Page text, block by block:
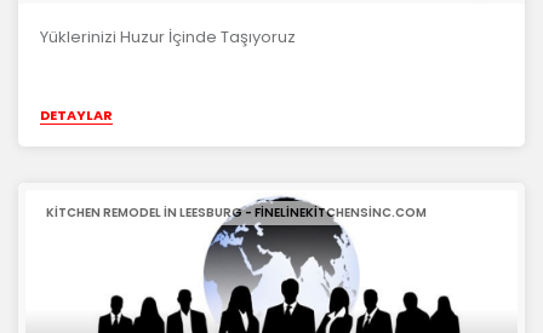
Yüklerinizi Huzur İçinde Taşıyoruz
DETAYLAR
KITCHEN REMODEL IN LEESBURG - FINELINEKITCHENSINC.COM